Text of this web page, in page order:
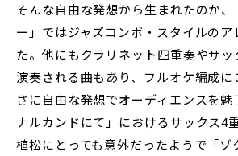
そんな自由な発想から生まれたのか
ー」ではジャズコンボ・スタイルの
た。他にもクラリネット四重奏やサ
演奏される曲もあり、フルオケ編成
さに自由な発想でオーディエンスを
ナルカンドにて」におけるサックス4
植松にとっても意外だったようで「ゾ